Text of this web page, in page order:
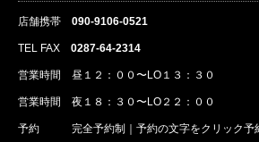
店舗携帯 090-9106-0521
TEL FAX 0287-64-2314
営業時間 昼１２：００〜LO１３：３０
営業時間 夜１８：３０〜LO２２：００
予約 完全予約制｜ 予約の文字をクリック予